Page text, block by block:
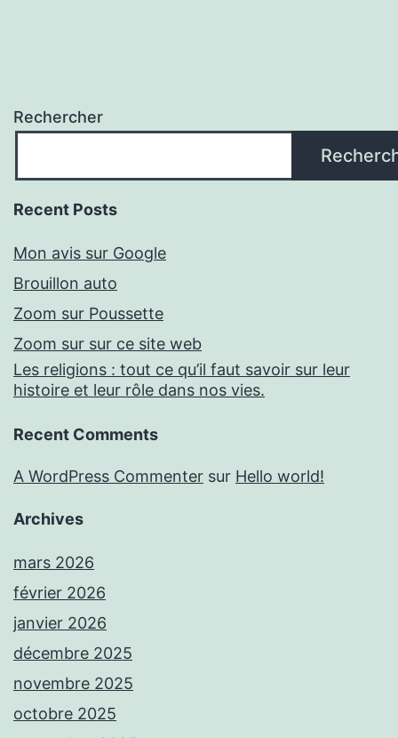
Rechercher
Recent Posts
Mon avis sur Google
Brouillon auto
Zoom sur Poussette
Zoom sur sur ce site web
Les religions : tout ce qu’il faut savoir sur leur
histoire et leur rôle dans nos vies.
Recent Comments
A WordPress Commenter sur Hello world!
Archives
mars 2026
février 2026
janvier 2026
décembre 2025
novembre 2025
octobre 2025